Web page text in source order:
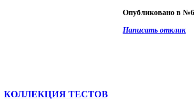
Опубликовано в
Написать отклик
КОЛЛЕКЦИЯ ТЕСТОВ